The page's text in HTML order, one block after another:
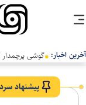
آخرین اخبار:
پیشنهاد